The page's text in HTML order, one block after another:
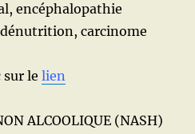
encéphalopathie
carcinome
sur lelien
ALCOOLIQUE (NASH)